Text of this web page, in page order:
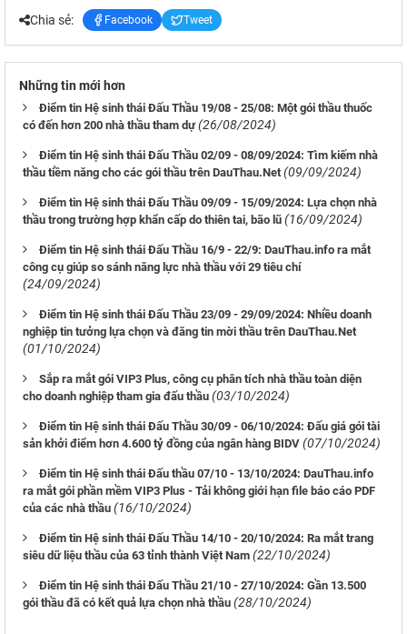
Chia sẻ: Facebook Tweet
Những tin mới hơn
Điểm tin Hệ sinh thái Đấu Thầu 19/08 - 25/08: Một gói thầu thuốc
có đến hơn 200 nhà thầu tham dự (26/08/2024)
Điểm tin Hệ sinh thái Đấu Thầu 02/09 - 08/09/2024: Tìm kiếm nhà
thầu tiềm năng cho các gói thầu trên DauThau.Net (09/09/2024)
Điểm tin Hệ sinh thái Đấu Thầu 09/09 - 15/09/2024: Lựa chọn nhà
thầu trong trường hợp khẩn cấp do thiên tai, bão lũ (16/09/2024)
Điểm tin Hệ sinh thái Đấu Thầu 16/9 - 22/9: DauThau.info ra mắt
công cụ giúp so sánh năng lực nhà thầu với 29 tiêu chí
(24/09/2024)
Điểm tin Hệ sinh thái Đấu Thầu 23/09 - 29/09/2024: Nhiều doanh
nghiệp tin tưởng lựa chọn và đăng tin mời thầu trên DauThau.Net
(01/10/2024)
Sắp ra mắt gói VIP3 Plus, công cụ phân tích nhà thầu toàn diện
cho doanh nghiệp tham gia đấu thầu (03/10/2024)
Điểm tin Hệ sinh thái Đấu Thầu 30/09 - 06/10/2024: Đấu giá gói tài
sản khởi điểm hơn 4.600 tỷ đồng của ngân hàng BIDV (07/10/2024)
Điểm tin Hệ sinh thái Đấu thầu 07/10 - 13/10/2024: DauThau.info
ra mắt gói phần mềm VIP3 Plus - Tải không giới hạn file báo cáo PDF
của các nhà thầu (16/10/2024)
Điểm tin Hệ sinh thái Đấu Thầu 14/10 - 20/10/2024: Ra mắt trang
siêu dữ liệu thầu của 63 tỉnh thành Việt Nam (22/10/2024)
Điểm tin Hệ sinh thái Đấu Thầu 21/10 - 27/10/2024: Gần 13.500
gói thầu đã có kết quả lựa chọn nhà thầu (28/10/2024)